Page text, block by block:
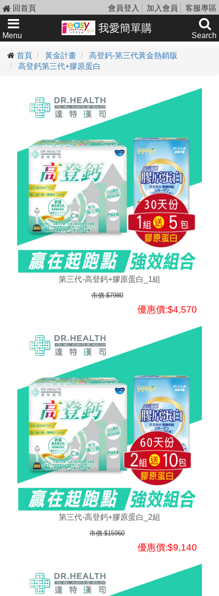
回首頁 會員登入 加入會員 客服專區
Menu
我愛簡單購
Search
首頁 黃金計畫
高登鈣-第三代黃金熱銷版
高登鈣第三代+膠原蛋白
第三代-高登鈣+膠原蛋白_1組
市價:$7980
優惠價:$4,570
第三代-高登鈣+膠原蛋白_2組
市價:$15960
優惠價:$9,140